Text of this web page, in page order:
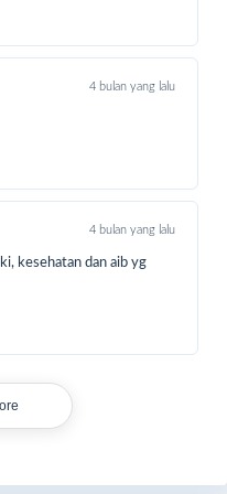
4 bulan yang lalu
4 bulan yang lalu
kesehatan dan aib yg